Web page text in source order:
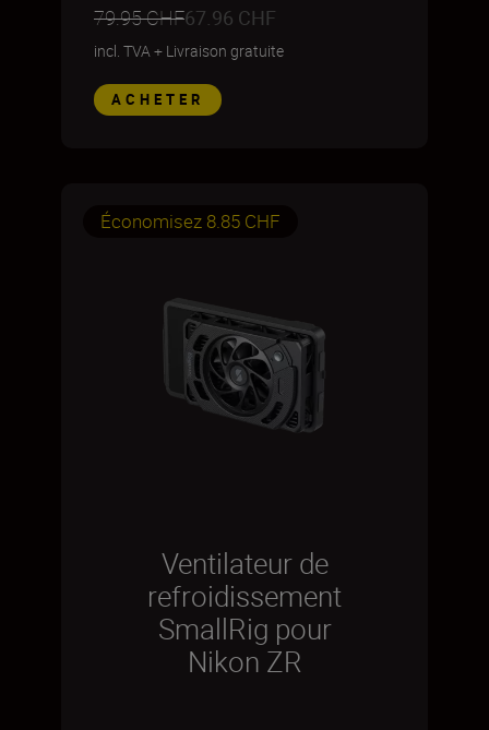
79.95 CHF67.96 CHF
incl. TVA+ Livraison gratuite
ACHETER
Économisez 8.85 CHF
Ventilateur de
refroidissement
SmallRig pour
Nikon ZR